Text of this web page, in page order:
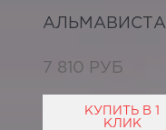
АЛЬМАВИСТА
7 810 РУБ
КУПИТЬ В 1
КЛИК